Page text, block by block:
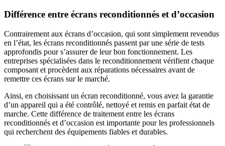
Différence entre écrans reconditionnés et d’occasion
Contrairement aux écrans d’occasion, qui sont simplement revendus
en l’état, les écrans reconditionnés passent par une série de tests
approfondis pour s’assurer de leur bon fonctionnement. Les
entreprises spécialisées dans le reconditionnement vérifient chaque
composant et procèdent aux réparations nécessaires avant de
remettre ces écrans sur le marché.
Ainsi, en choisissant un écran reconditionné, vous avez la garantie
d’un appareil qui a été contrôlé, nettoyé et remis en parfait état de
marche. Cette différence de traitement entre les écrans
reconditionnés et d’occasion est importante pour les professionnels
qui recherchent des équipements fiables et durables.